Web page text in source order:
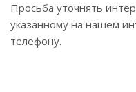
Просьба уточнять
указанному на нашем
телефону.